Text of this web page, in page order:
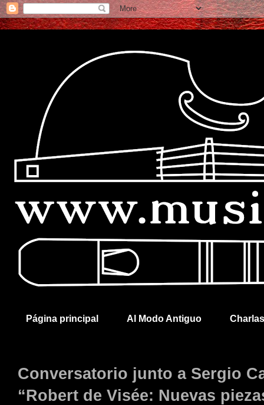
Página principal Al Modo Antiguo
Conversatorio junto a Sergio
“Robert de Visée: Nuevas